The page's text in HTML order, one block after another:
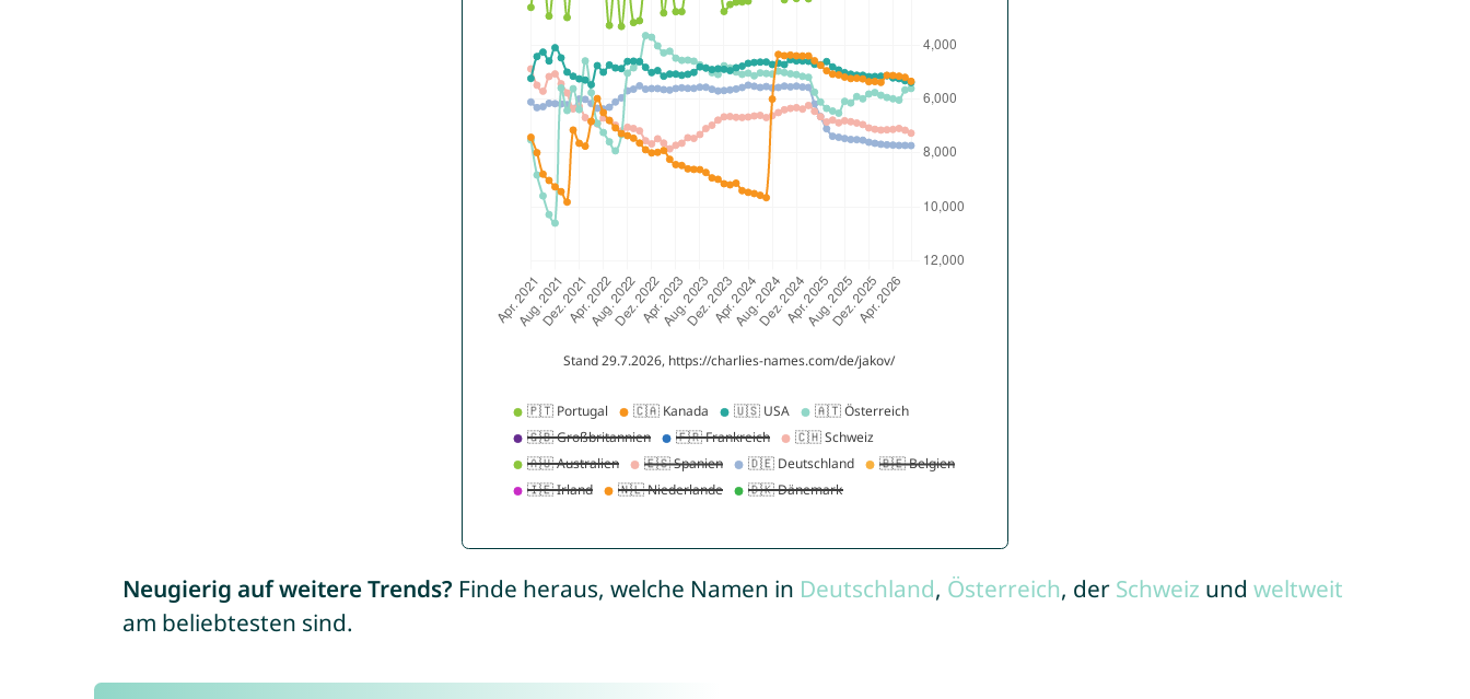
Neugierig auf weitere Trends? Finde heraus, welche Namen in Deutschland, Österreich, der Schweiz und weltweit
am beliebtesten sind.